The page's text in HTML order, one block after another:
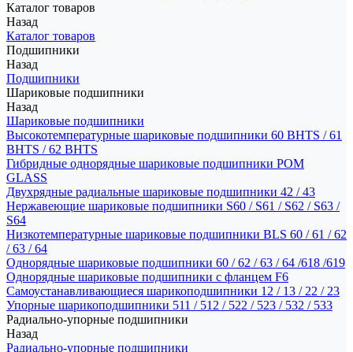
Каталог товаров
Назад
Каталог товаров
Подшипники
Назад
Подшипники
Шариковые подшипники
Назад
Шариковые подшипники
Высокотемпературные шариковые подшипники 60 BHTS / 61
BHTS / 62 BHTS
Гибридные однорядные шариковые подшипники POM
GLASS
Двухрядные радиальные шариковые подшипники 42 / 43
Нержавеющие шариковые подшипники S60 / S61 / S62 / S63 /
S64
Низкотемпературные шариковые подшипники BLS 60 / 61 / 62
/ 63 / 64
Однорядные шариковые подшипники 60 / 62 / 63 / 64 /618 /619
Однорядные шариковые подшипники с фланцем F6
Самоустанавливающиеся шарикоподшипники 12 / 13 / 22 / 23
Упорные шарикоподшипники 511 / 512 / 522 / 523 / 532 / 533
Радиально-упорные подшипники
Назад
Радиально-упорные подшипники